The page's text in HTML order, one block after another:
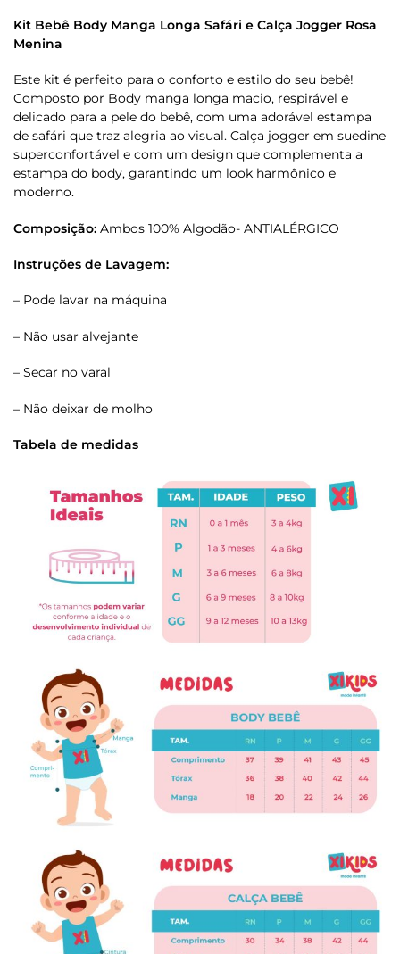
Kit Bebê Body Manga Longa Safári e Calça Jogger Rosa
Menina
Este kit é perfeito para o conforto e estilo do seu bebê!
Composto por Body manga longa macio, respirável e
delicado para a pele do bebê, com uma adorável estampa
de safári que traz alegria ao visual. Calça jogger em suedine
superconfortável e com um design que complementa a
estampa do body, garantindo um look harmônico e
moderno.
Composição: Ambos 100% Algodão- ANTIALÉRGICO
Instruções de Lavagem:
– Pode lavar na máquina
– Não usar alvejante
– Secar no varal
– Não deixar de molho
Tabela de medidas